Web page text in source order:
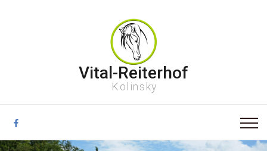
Vital-Reiterhof
Kolinsky